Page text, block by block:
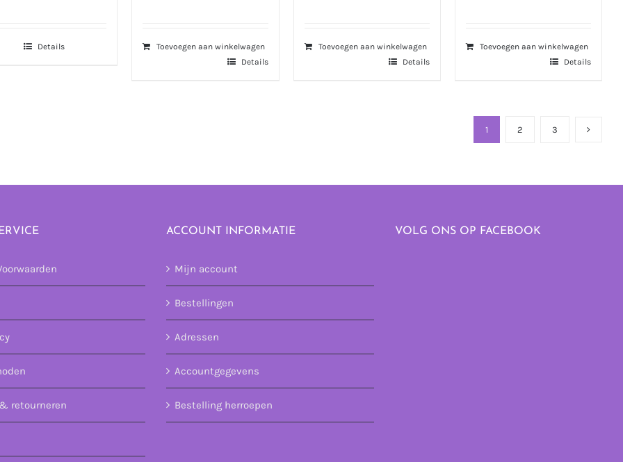
Details
Toevoegen aan winkelwagen
Details
Toevoegen aan winkelwagen
Details
Toevoegen aan winkelwagen
Details
1 2 3
retourneren
ACCOUNT INFORMATIE
Mijn account
Bestellingen
Adressen
Accountgegevens
Bestelling herroepen
VOLG ONS OP FACEBOOK